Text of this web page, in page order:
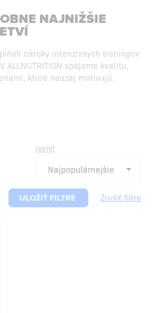
NAJNIŽŠIE
nároky intenzívnych tréningov
spájame kvalitu,
ktoré naozaj motivujú.
TRIEDIŤ
ULOŽIŤ FILTRE